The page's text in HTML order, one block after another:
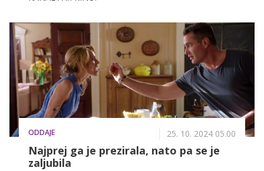
ODDAJE 25. 10. 2024 05.00
Najprej ga je prezirala, nato pa se je
zaljubila